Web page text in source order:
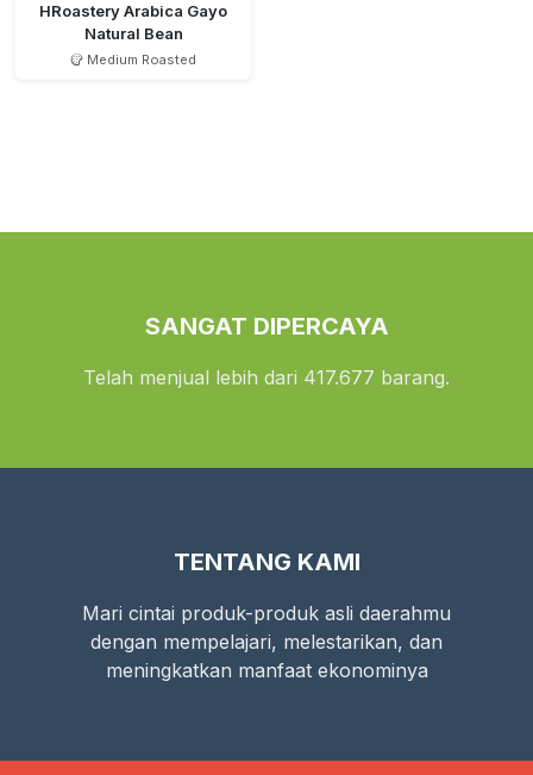
HRoastery Arabica Gayo
Natural Bean
Medium Roasted
SANGAT DIPERCAYA
Telah menjual lebih dari 417.677 barang.
TENTANG KAMI
Mari cintai produk-produk asli daerahmu
dengan mempelajari, melestarikan, dan
meningkatkan manfaat ekonominya